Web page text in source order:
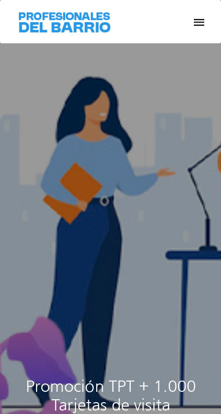
Promoción TPT + 1.000
Tarjetas de visita